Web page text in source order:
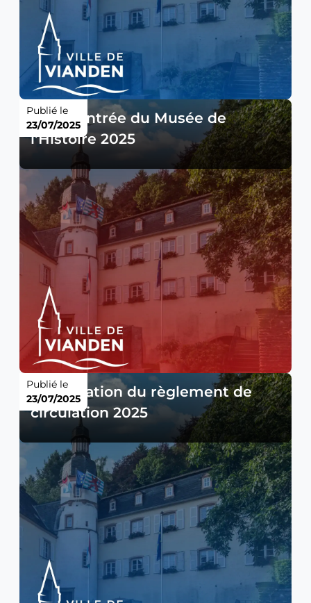
Prix d'entrée du Musée de
l'Histoire 2025
Publié le
23/07/2025
Modification du règlement de
circulation 2025
Publié le
23/07/2025